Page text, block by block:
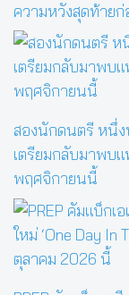
ความหวังสุดท้าย
สองนักดนตรี หนึ่ง
เตรียมกลับมาพบ
พฤศจิกายนนี้